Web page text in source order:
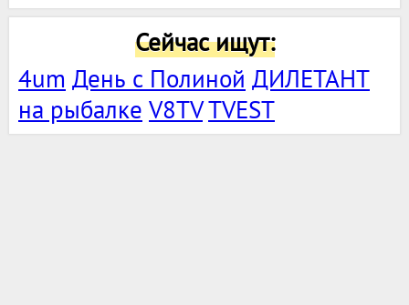
Сейчас ищут:
4um День с Полиной ДИЛЕТАНТ
на рыбалке V8TVTVEST